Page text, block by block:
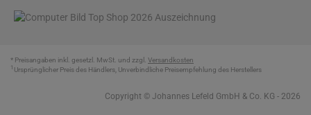
* Preisangaben inkl. gesetzl. MwSt. und zzgl. Versandkosten
Ursprünglicher Preis des Händlers, Unverbindliche Preisempfehlung des Herstellers
Copyright © Johannes Lefeld GmbH & Co. KG - 2026